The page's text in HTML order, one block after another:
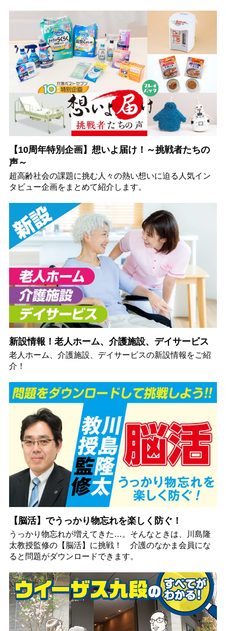
【10周年特別企画】想いよ届け！～挑戦者たちの
声～
超高齢社会の課題に挑む人々の熱い想いに迫る人気イン
タビュー企画をまとめて紹介します。
新設情報！老人ホーム、介護施設、デイサービス
老人ホーム、介護施設、デイサービスの新設情報をご紹
介！
【脳活】でうっかり物忘れを楽しく防ぐ！
うっかり物忘れが増えてきた…。そんなときは、川島隆
太教授監修の【脳活】に挑戦！ 介護のなかま会員にな
ると問題がダウンロードできます。